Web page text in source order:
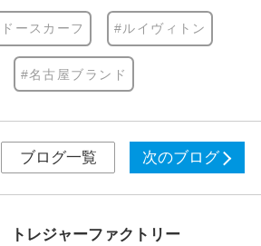
ースカーフ #ルイヴィトン
#名古屋ブランド
ブログ一覧 次のブログ
トレジャーファクトリー